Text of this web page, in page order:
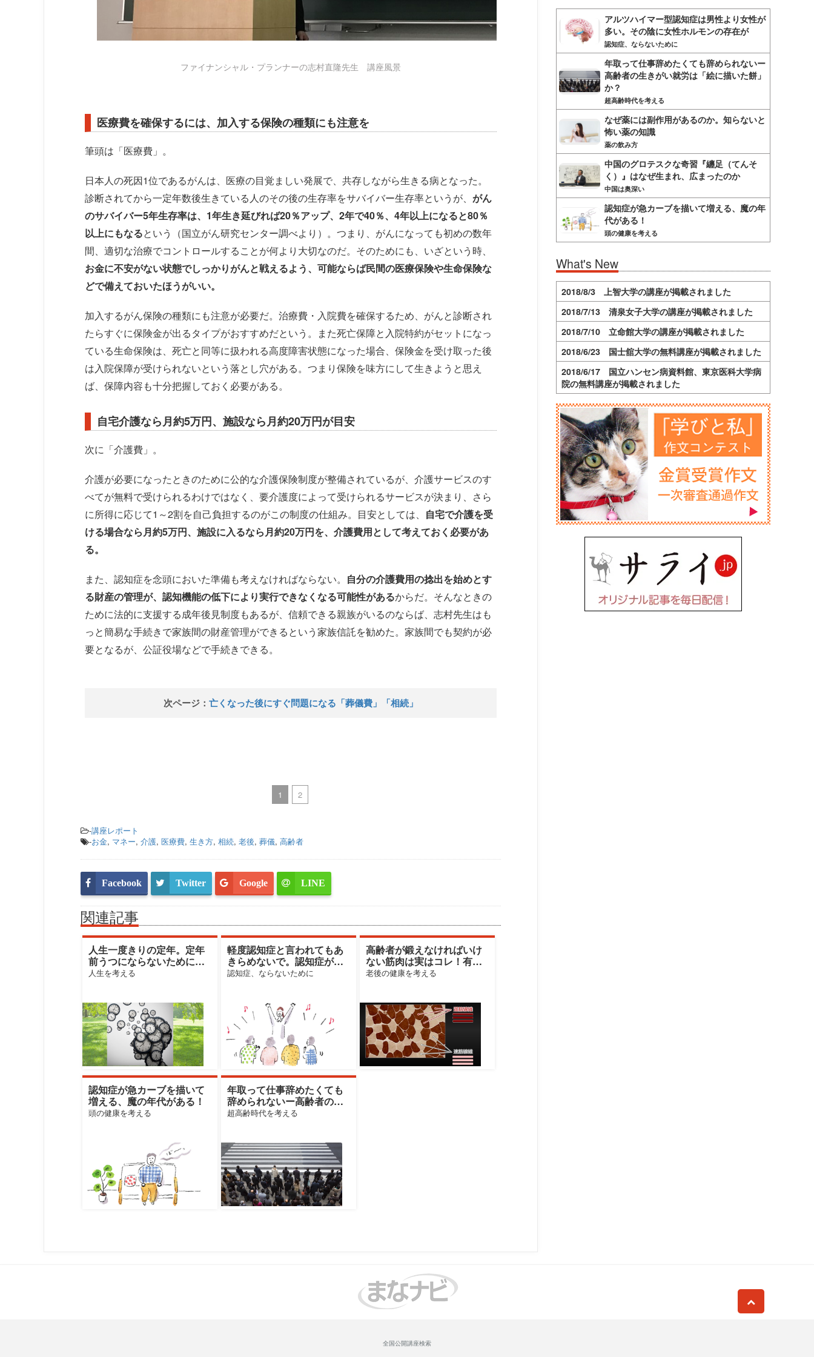
ファイナンシャル・プランナーの志村直隆先生 講座風景
医療費を確保するには、加入する保険の種類にも注意を
筆頭は「医療費」。
日本人の死因1位であるがんは、医療の目覚ましい発展で、共存しながら生きる病となった。
診断されてから一定年数後生きている人のその後の生存率をサバイバー生存率というが、 がん
のサバイバー5年生存率は、1年生き延びれば20％アップ、2年で40％、4年以上になると80％
以上にもなるという（国立がん研究センター調べより）。つまり、がんになっても初めの数年
間、適切な治療でコントロールすることが何より大切なのだ。そのためにも、いざという時、
お金に不安がない状態でしっかりがんと戦えるよう、可能ならば民間の医療保険や生命保険な
どで備えておいたほうがいい。
加入するがん保険の種類にも注意が必要だ。治療費・入院費を確保するため、がんと診断され
たらすぐに保険金が出るタイプがおすすめだという。また死亡保障と入院特約がセットになっ
ている生命保険は、死亡と同等に扱われる高度障害状態になった場合、保険金を受け取った後
は入院保障が受けられないという落とし穴がある。つまり保険を味方にして生きようと思え
ば、保障内容も十分把握しておく必要がある。
自宅介護なら月約5万円、施設なら月約20万円が目安
次に「介護費」。
介護が必要になったときのために公的な介護保険制度が整備されているが、介護サービスのす
べてが無料で受けられるわけではなく、要介護度によって受けられるサービスが決まり、さら
に所得に応じて1～2割を自己負担するのがこの制度の仕組み。目安としては、 自宅で介護を受
ける場合なら月約5万円、施設に入るなら月約20万円を、介護費用として考えておく必要があ
る。
また、認知症を念頭においた準備も考えなければならない。 自分の介護費用の捻出を始めとす
る財産の管理が、認知機能の低下により実行できなくなる可能性があるからだ。そんなときの
ために法的に支援する成年後見制度もあるが、信頼できる親族がいるのならば、志村先生はも
っと簡易な手続きで家族間の財産管理ができるという家族信託を勧めた。家族間でも契約が必
要となるが、公証役場などで手続きできる。
次ページ： 亡くなった後にすぐ問題になる「葬儀費」「相続」
1 2
-講座レポート
-お金, マネー, 介護, 医療費, 生き方, 相続, 老後, 葬儀, 高齢者
Facebook Twitter Google LINE
関連記事
人生一度きりの定年。定年
前うつにならないために心
がけるべきこと
人生を考える
軽度認知症と言われてもあ
きらめないで。認知症が進
行しない人の割合は？
認知症、ならないために
高齢者が鍛えなければいけ
ない筋肉は実はコレ！有効
な運動は日常生活のアレ！
老後の健康を考える
認知症が急カーブを描いて
増える、魔の年代がある！
頭の健康を考える
年取って仕事辞めたくても
辞められないー高齢者の生
きがい就労は「絵に描いた
超高齢時代を考える
アルツハイマー型認知症は男性より女性が
多い。その陰に女性ホルモンの存在が
認知症、ならないために
年取って仕事辞めたくても辞められないー
高齢者の生きがい就労は「絵に描いた餅」
か？
超高齢時代を考える
なぜ薬には副作用があるのか。知らないと
怖い薬の知識
薬の飲み方
中国のグロテスクな奇習『纏足（てんそ
く）』はなぜ生まれ、広まったのか
中国は奥深い
認知症が急カーブを描いて増える、魔の年
代がある！
頭の健康を考える
What's New
2018/8/3 上智大学の講座が掲載されました
2018/7/13 清泉女子大学の講座が掲載されました
2018/7/10 立命館大学の講座が掲載されました
2018/6/23 国士舘大学の無料講座が掲載されました
2018/6/17 国立ハンセン病資料館、東京医科大学病
院の無料講座が掲載されました
全国公開講座検索